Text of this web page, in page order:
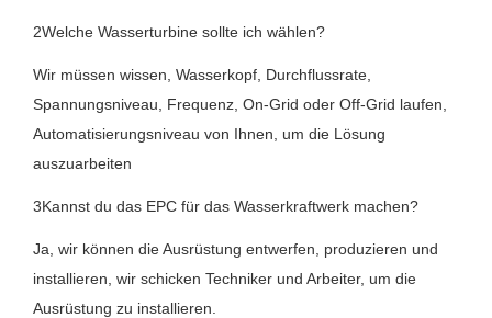
2Welche Wasserturbine sollte ich wählen?
Wir müssen wissen, Wasserkopf, Durchflussrate,
Spannungsniveau, Frequenz, On-Grid oder Off-Grid laufen,
Automatisierungsniveau von Ihnen, um die Lösung
auszuarbeiten
3Kannst du das EPC für das Wasserkraftwerk machen?
Ja, wir können die Ausrüstung entwerfen, produzieren und
installieren, wir schicken Techniker und Arbeiter, um die
Ausrüstung zu installieren.